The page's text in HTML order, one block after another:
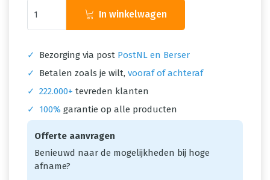
In winkelwagen
✓ Bezorging via post PostNL en Berser
✓
Betalen zoals je wilt, vooraf of achteraf
✓ 222.000+ tevreden klanten
✓
100% garantie op alle producten
Offerte aanvragen
Benieuwd naar de mogelijkheden bij hoge
afname?